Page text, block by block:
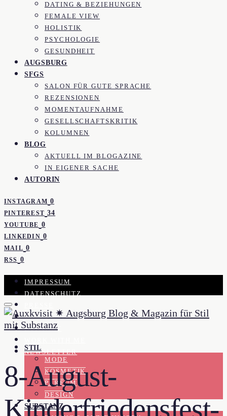
DATING & BEZIEHUNGEN
FEMALE VIEW
HOLISTIK
PSYCHOLOGIE
GESUNDHEIT
AUGSBURG
SFGS
SALON FÜR GUTE SPRACHE
REZENSIONEN
MOMENTAUFNAHME
GESELLSCHAFTSKRITIK
KOLUMNEN
BLOG
AKTUELL IM BLOGAZINE
IN EIGENER SACHE
AUTORIN
INSTAGRAM 0
PINTEREST 34
YOUTUBE 0
LINKEDIN 0
MAIL 0
RSS 0
IMPRESSUM
DATENSCHUTZ
KOOPERATION
KONTAKT
NEWSLETTER
STIL
MODE
KOSMETIK
PARFUM
DESIGN
SUBSTANZ
8-August-
Kinderfriedensfest-